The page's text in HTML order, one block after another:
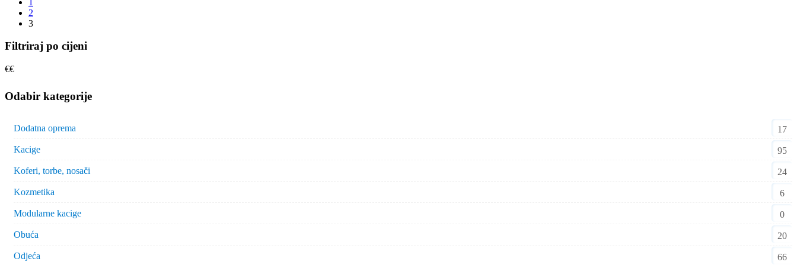
2
3
Filtriraj po cijeni
€€
Odabir kategorije
Dodatna oprema
17
Kacige
95
Koferi, torbe, nosači
24
Kozmetika
6
Modularne kacige
0
Obuća
20
Odjeća
66